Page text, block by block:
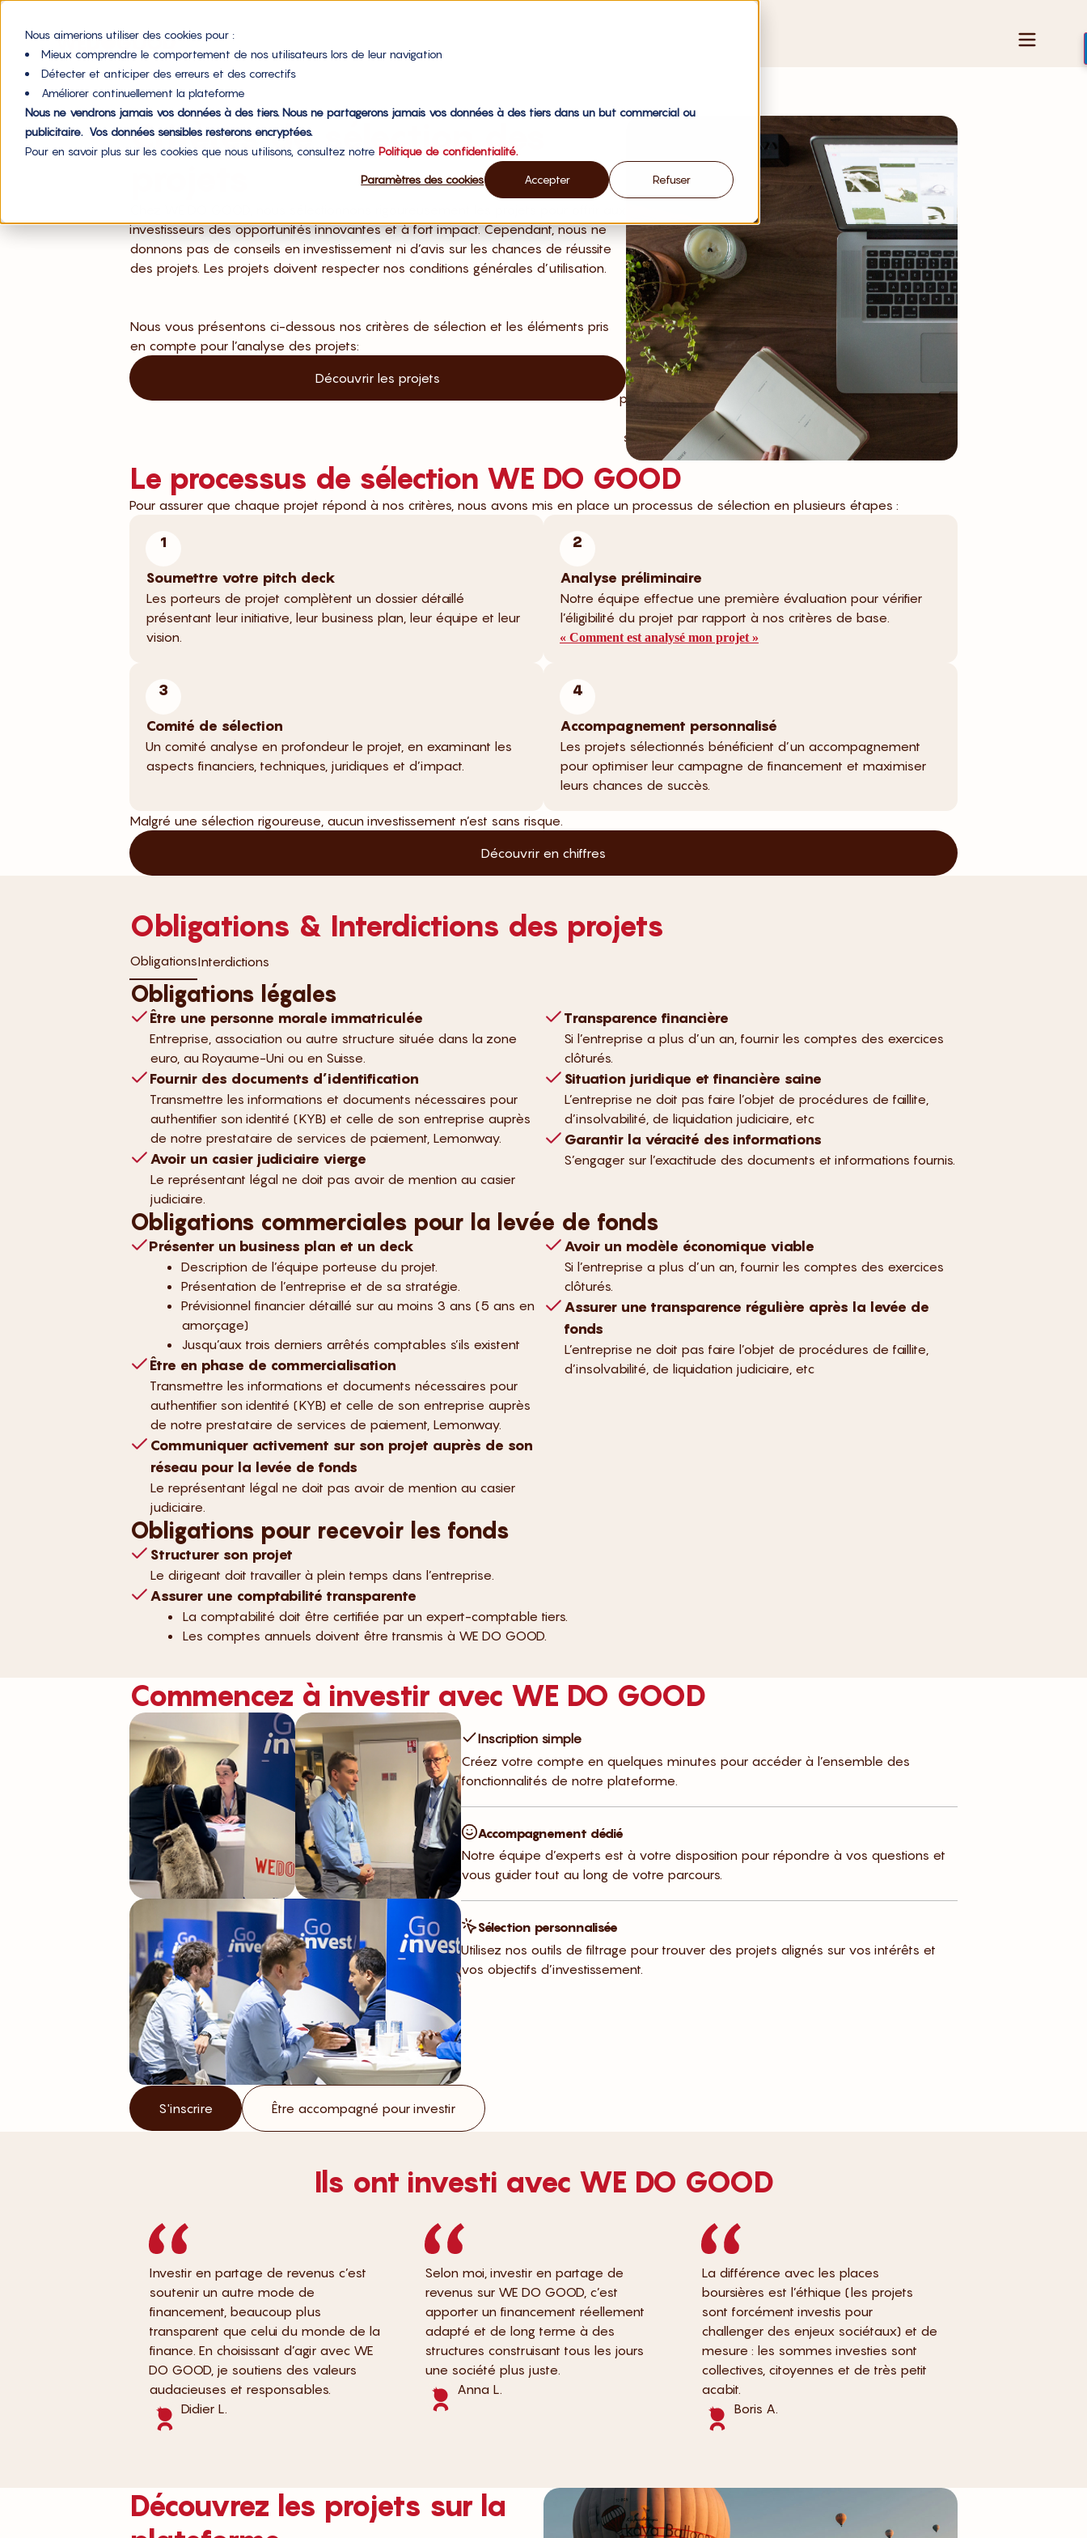
Nous aimerions utiliser des cookies pour :
Mieux comprendre le comportement de nos utilisateurs lors de leur navigation
Détecter et anticiper des erreurs et des correctifs
Améliorer continuellement la plateforme
Nous ne vendrons jamais vos données à des tiers. Nous ne partagerons jamais vos données à des tiers dans un but commercial ou
publicitaire. Vos données sensibles resterons encryptées.
Pour en savoir plus sur les cookies que nous utilisons, consultez notre Politique de confidentialité.
Paramètres des cookies Accepter Refuser
Critères de sélection des
investisseurs des opportunités innovantes et à fort impact. Cependant, nous ne
donnons pas de conseils en investissement ni d’avis sur les chances de réussite
des projets. Les projets doivent respecter nos conditions générales d’utilisation.
Nous vous présentons ci-dessous nos critères de sélection et les éléments pris
en compte pour l’analyse des projets:
Découvrir les projets
Notre
processus
de
sélection
Le processus de sélection WE DO GOOD
Pour assurer que chaque projet répond à nos critères, nous avons mis en place un processus de sélection en plusieurs étapes :
1
Soumettre votre pitch deck
Les porteurs de projet complètent un dossier détaillé
présentant leur initiative, leur business plan, leur équipe et leur
vision.
2
Analyse préliminaire
Notre équipe effectue une première évaluation pour vérifier
l’éligibilité du projet par rapport à nos critères de base.
« Comment est analysé mon projet »
3
Comité de sélection
Un comité analyse en profondeur le projet, en examinant les
aspects financiers, techniques, juridiques et d’impact.
4
Accompagnement personnalisé
Les projets sélectionnés bénéficient d’un accompagnement
pour optimiser leur campagne de financement et maximiser
leurs chances de succès.
Malgré une sélection rigoureuse, aucun investissement n’est sans risque.
Découvrir en chiffres
Obligations & Interdictions des projets
ObligationsInterdictions
Obligations légales
Être une personne morale immatriculée
Entreprise, association ou autre structure située dans la zone
euro, au Royaume-Uni ou en Suisse.
Fournir des documents d’identification
Transmettre les informations et documents nécessaires pour
authentifier son identité (KYB) et celle de son entreprise auprès
de notre prestataire de services de paiement, Lemonway.
Avoir un casier judiciaire vierge
Le représentant légal ne doit pas avoir de mention au casier
judiciaire.
Transparence financière
Si l’entreprise a plus d’un an, fournir les comptes des exercices
clôturés.
Situation juridique et financière saine
L’entreprise ne doit pas faire l’objet de procédures de faillite,
d’insolvabilité, de liquidation judiciaire, etc
Garantir la véracité des informations
S’engager sur l’exactitude des documents et informations fournis.
Obligations commerciales pour la levée de fonds
Présenter un business plan et un deck
Description de l’équipe porteuse du projet.
Présentation de l’entreprise et de sa stratégie.
Prévisionnel financier détaillé sur au moins 3 ans (5 ans en
amorçage)
Jusqu’aux trois derniers arrêtés comptables s’ils existent
Être en phase de commercialisation
Transmettre les informations et documents nécessaires pour
authentifier son identité (KYB) et celle de son entreprise auprès
de notre prestataire de services de paiement, Lemonway.
Communiquer activement sur son projet auprès de son
réseau pour la levée de fonds
Le représentant légal ne doit pas avoir de mention au casier
judiciaire.
Avoir un modèle économique viable
Si l’entreprise a plus d’un an, fournir les comptes des exercices
clôturés.
Assurer une transparence régulière après la levée de
fonds
L’entreprise ne doit pas faire l’objet de procédures de faillite,
d’insolvabilité, de liquidation judiciaire, etc
Obligations pour recevoir les fonds
Structurer son projet
Le dirigeant doit travailler à plein temps dans l’entreprise.
Assurer une comptabilité transparente
La comptabilité doit être certifiée par un expert-comptable tiers.
Les comptes annuels doivent être transmis à WE DO GOOD.
Commencez à investir avec WE DO GOOD
Inscription simple
Créez votre compte en quelques minutes pour accéder à l’ensemble des
fonctionnalités de notre plateforme.
Accompagnement dédié
Notre équipe d’experts est à votre disposition pour répondre à vos questions et
vous guider tout au long de votre parcours.
Sélection personnalisée
Utilisez nos outils de filtrage pour trouver des projets alignés sur vos intérêts et
vos objectifs d’investissement.
S'inscrire Être accompagné pour investir
Ils ont investi avec WE DO GOOD​
Investir en partage de revenus c’est
soutenir un autre mode de
financement, beaucoup plus
transparent que celui du monde de la
finance. En choisissant d’agir avec WE
DO GOOD, je soutiens des valeurs
audacieuses et responsables.
Didier L.
Selon moi, investir en partage de
revenus sur WE DO GOOD, c’est
apporter un financement réellement
adapté et de long terme à des
structures construisant tous les jours
une société plus juste.
Anna L.
La différence avec les places
boursières est l’éthique (les projets
sont forcément investis pour
challenger des enjeux sociétaux) et de
mesure : les sommes investies sont
collectives, citoyennes et de très petit
acabit.
Boris A.
Découvrez les projets sur la